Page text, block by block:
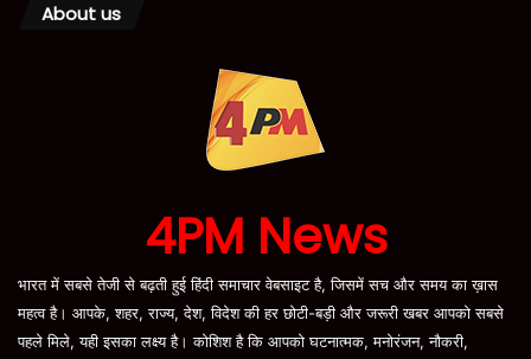
About us
4PM News
भारत में सबसे तेजी से बढ़ती हुई हिंदी समाचार वेबसाइट है, जिसमें सच और समय का ख़ास
महत्व है। आपके, शहर, राज्य, देश, विदेश की हर छोटी-बड़ी और जरूरी खबर आपको सबसे
पहले मिले, यही इसका लक्ष्य है। कोशिश है कि आपको घटनात्मक, मनोरंजन, नौकरी,